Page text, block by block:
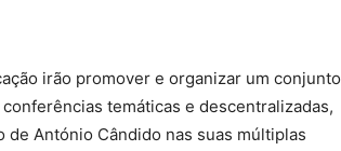
irão promover e organizar um conjunto
temáticas e descentralizadas,
António Cândido nas suas múltiplas